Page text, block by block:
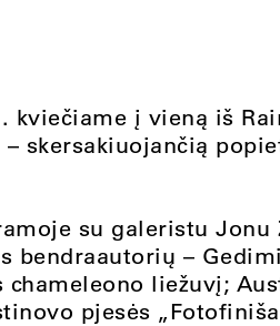
kviečiame į vieną iš
skersakiuojančią
su galeristu Jonu
bendraautorių –
liežuvį;
pjesės